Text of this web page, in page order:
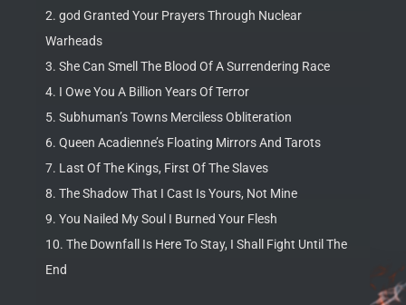
2. god Granted Your Prayers Through Nuclear
Warheads
3. She Can Smell The Blood Of A Surrendering Race
4. I Owe You A Billion Years Of Terror
5. Subhuman’s Towns Merciless Obliteration
6. Queen Acadienne’s Floating Mirrors And Tarots
7. Last Of The Kings, First Of The Slaves
8. The Shadow That I Cast Is Yours, Not Mine
9. You Nailed My Soul I Burned Your Flesh
10. The Downfall Is Here To Stay, I Shall Fight Until The
End